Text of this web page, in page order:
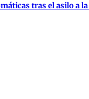
tras el asilo a